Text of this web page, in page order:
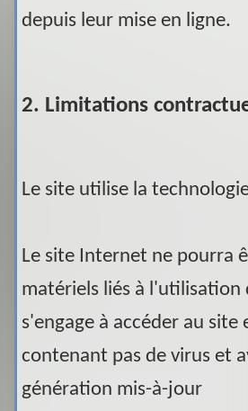
depuis leur mise en ligne.
2. Limitations
Le site utilise la
Le site Internet ne pourra
matériels liés à
s'engage à accéder au
contenant pas de virus et
génération mis-à-jour